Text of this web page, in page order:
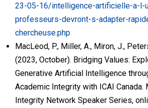
23-05-16/intelligence-artificielle-a-l-
professeurs-devront-s-adapter-
chercheuse.php
MacLeod, P., Miller, A., Miron, J.,
(2023, October). Bridging Values:
Generative Artificial Intelligence
Academic Integrity with ICAI Canada.
Integrity Network Speaker Series,